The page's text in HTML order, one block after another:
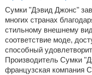
Сумки "Дэвид Джонс"
многих странах
стильному внешнему
соответствие моде,
способный
Производитель Сумки
французская компания